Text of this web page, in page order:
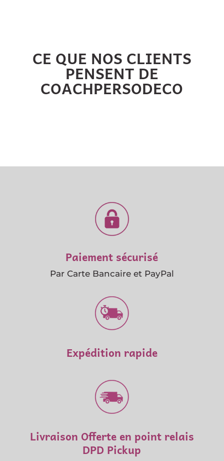
CE QUE NOS CLIENTS
PENSENT DE
COACHPERSODECO
Paiement sécurisé
Par Carte Bancaire et PayPal
Expédition rapide
Livraison Offerte en point relais
DPD Pickup